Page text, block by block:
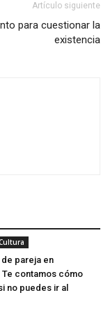
Artículo siguiente
para cuestionar la
existencia
pareja en
Te contamos cómo
no puedes ir al